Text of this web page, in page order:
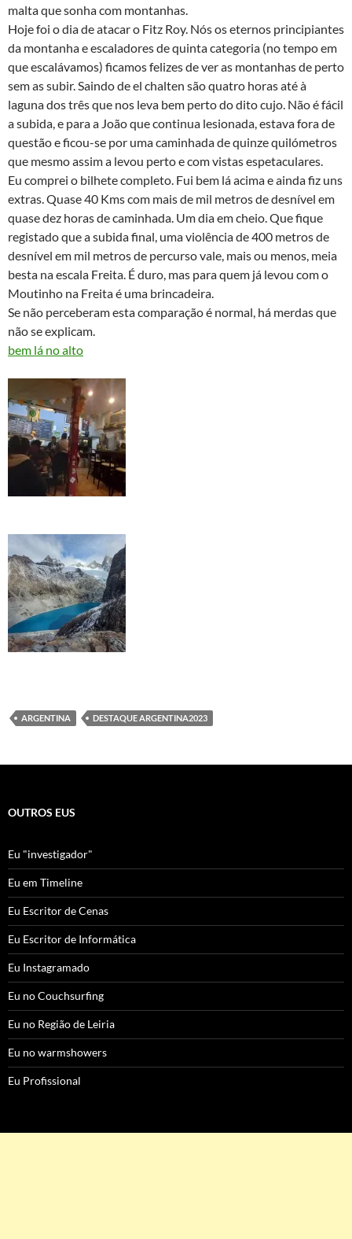
malta que sonha com montanhas.
Hoje foi o dia de atacar o Fitz Roy. Nós os eternos principiantes
da montanha e escaladores de quinta categoria (no tempo em
que escalávamos) ficamos felizes de ver as montanhas de perto
sem as subir. Saindo de el chalten são quatro horas até à
laguna dos três que nos leva bem perto do dito cujo. Não é fácil
a subida, e para a João que continua lesionada, estava fora de
questão e ficou-se por uma caminhada de quinze quilómetros
que mesmo assim a levou perto e com vistas espetaculares.
Eu comprei o bilhete completo. Fui bem lá acima e ainda fiz uns
extras. Quase 40 Kms com mais de mil metros de desnível em
quase dez horas de caminhada. Um dia em cheio. Que fique
registado que a subida final, uma violência de 400 metros de
desnível em mil metros de percurso vale, mais ou menos, meia
besta na escala Freita. É duro, mas para quem já levou com o
Moutinho na Freita é uma brincadeira.
Se não perceberam esta comparação é normal, há merdas que
não se explicam.
bem lá no alto
ARGENTINA DESTAQUE ARGENTINA2023
OUTROS EUS
Eu "investigador"
Eu em Timeline
Eu Escritor de Cenas
Eu Escritor de Informática
Eu Instagramado
Eu no Couchsurfing
Eu no Região de Leiria
Eu no warmshowers
Eu Profissional